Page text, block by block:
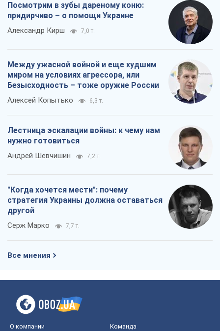
Посмотрим в зубы дареному коню:
придирчиво – о помощи Украине
Александр Кирш 7,0 т.
Между ужасной войной и еще худшим
миром на условиях агрессора, или
Безысходность – тоже оружие России
Алексей Копытько 6,3 т.
Лестница эскалации войны: к чему нам
нужно готовиться
Андрей Шевчишин 7,2 т.
"Когда хочется мести": почему
стратегия Украины должна оставаться
другой
Серж Марко 7,7 т.
Все мнения
О компании Команда